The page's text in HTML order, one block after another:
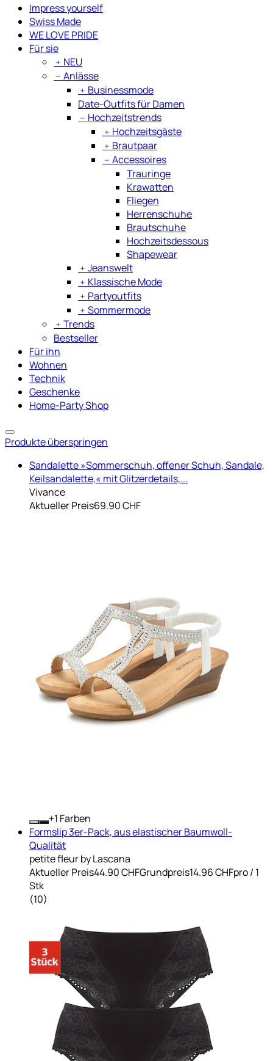
Impress yourself
Swiss Made
WE LOVE PRIDE
Für sie
﹢ NEU
﹣ Anlässe
﹢ Businessmode
Date-Outfits für Damen
﹣ Hochzeitstrends
﹢ Hochzeitsgäste
﹢ Brautpaar
﹣ Accessoires
Trauringe
Krawatten
Fliegen
Herrenschuhe
Brautschuhe
Hochzeitsdessous
Shapewear
﹢ Jeanswelt
﹢ Klassische Mode
﹢ Partyoutfits
﹢ Sommermode
﹢ Trends
Bestseller
Für ihn
Wohnen
Technik
Geschenke
Home-Party Shop
Produkte überspringen
Sandalette »Sommerschuh, offener Schuh, Sandale,
Keilsandalette,« mit Glitzerdetails,...
Vivance
Aktueller Preis69.90 CHF
+ Farben
Formslip 3er-Pack, aus elastischer Baumwoll-
Qualität
petite fleur by Lascana
Aktueller Preis44.90 CHFGrundpreis14.96 CHFpro/ 1
Stk
(10)